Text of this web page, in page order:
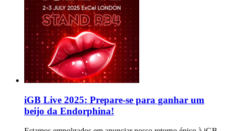
iGB Live 2025: Prepare-se para ganhar um
beijo da Endorphina!